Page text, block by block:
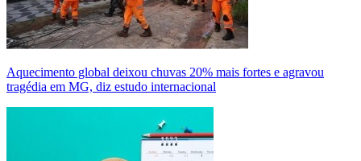
Aquecimento global deixou chuvas 20% mais fortes e agravou
tragédia em MG, diz estudo internacional